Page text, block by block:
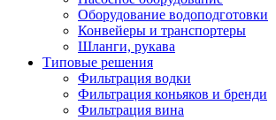
Оборудование водоподготовки
Конвейеры и транспортеры
Шланги, рукава
Типовые решения
Фильтрация водки
Фильтрация коньяков и бренди
Фильтрация вина